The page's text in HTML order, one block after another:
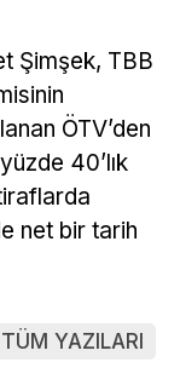
Şimşek, TBB
ÖTV’den
40’lık
net bir tarih
TÜM YAZILARI